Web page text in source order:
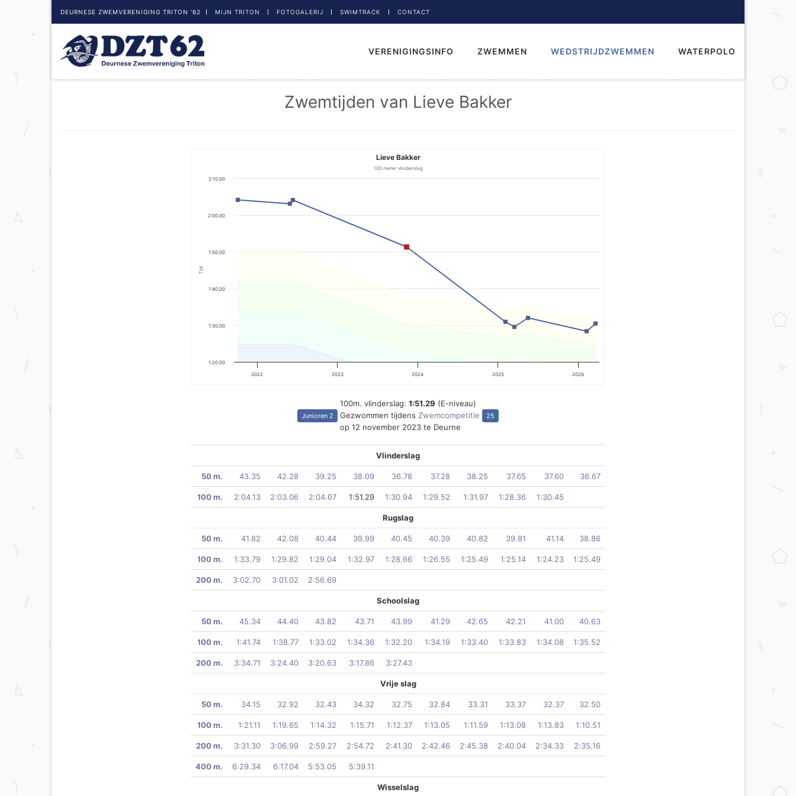
DEURNESE ZWEMVERENIGING TRITON '62 MIJN TRITON FOTOGALERIJ SWIMTRACK CONTACT
VERENIGINGSINFO ZWEMMEN WEDSTRIJDZWEMMEN WATERPOLO
Zwemtijden van Lieve Bakker
Tijd
Lieve Bakker
100 meter vlinderslag
2022 2023 2024 2025 2026
1:20.00
1:30.00
1:40.00
1:50.00
2:00.00
2:10.00
Junioren 2
100m. vlinderslag: 1:51.29 (E-niveau)
Gezwommen tijdens Zwemcompetitie
op 12 november 2023 te Deurne
25
Vlinderslag
50 m. 43.35 42.28 39.25 38.09 36.78 37.28 38.25 37.65 37.60 36.67
100 m. 2:04.13 2:03.06 2:04.07 1:51.29 1:30.94 1:29.52 1:31.97 1:28.36 1:30.45
Rugslag
50 m. 41.82 42.08 40.44 39.99 40.45 40.39 40.82 39.81 41.14 38.86
100 m. 1:33.79 1:29.82 1:29.04 1:32.97 1:28.66 1:26.55 1:25.49 1:25.14 1:24.23 1:25.49
200 m. 3:02.70 3:01.02 2:56.69
Schoolslag
50 m. 45.34 44.40 43.82 43.71 43.99 41.29 42.65 42.21 41.00 40.63
100 m. 1:41.74 1:38.77 1:33.02 1:34.36 1:32.20 1:34.19 1:33.40 1:33.83 1:34.08 1:35.52
200 m. 3:34.71 3:24.40 3:20.63 3:17.86 3:27.43
Vrije slag
50 m. 34.15 32.92 32.43 34.32 32.75 32.84 33.31 33.37 32.37 32.50
100 m. 1:21.11 1:19.65 1:14.32 1:15.71 1:12.37 1:13.05 1:11.59 1:13.08 1:13.83 1:10.51
200 m. 3:31.30 3:06.99 2:59.27 2:54.72 2:41.30 2:42.46 2:45.38 2:40.04 2:34.33 2:35.16
400 m. 6:29.34 6:17.04 5:53.05 5:39.11
Wisselslag